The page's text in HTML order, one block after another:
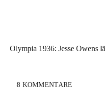
Olympia 1936: Jesse Owens
8 KOMMENTARE